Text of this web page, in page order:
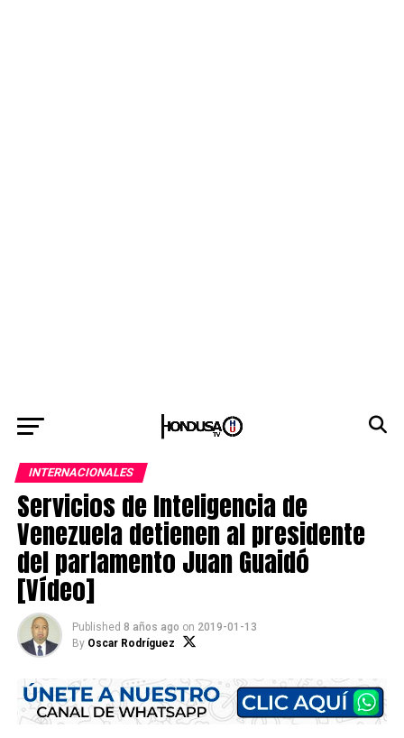
INTERNACIONALES
Servicios de Inteligencia de
Venezuela detienen al presidente
del parlamento Juan Guaidó
[Vídeo]
Published 8 años ago on 2019-01-13
By Oscar Rodríguez